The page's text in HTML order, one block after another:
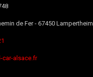
de Fer - 67450 Lampertheim
car-alsace.fr